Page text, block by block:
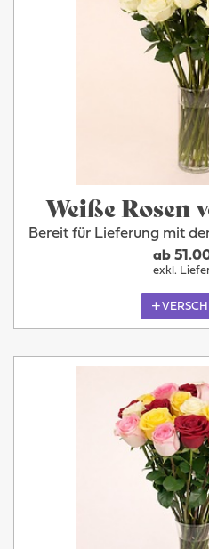
Weiße Rosen
Bereit für Lieferung mit
ab
exkl.